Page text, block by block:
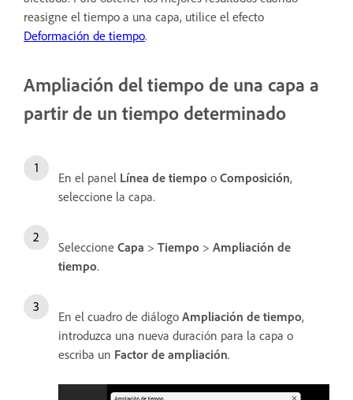
reasigne el tiempo a una capa, utilice el efecto
Deformación de tiempo.
Ampliación del tiempo de una capa a
partir de un tiempo determinado
En el panel Línea de tiempo o Composición,
seleccione la capa.
Seleccione Capa > Tiempo > Ampliación de
tiempo.
En el cuadro de diálogo Ampliación de tiempo,
introduzca una nueva duración para la capa o
escriba un Factor de ampliación.